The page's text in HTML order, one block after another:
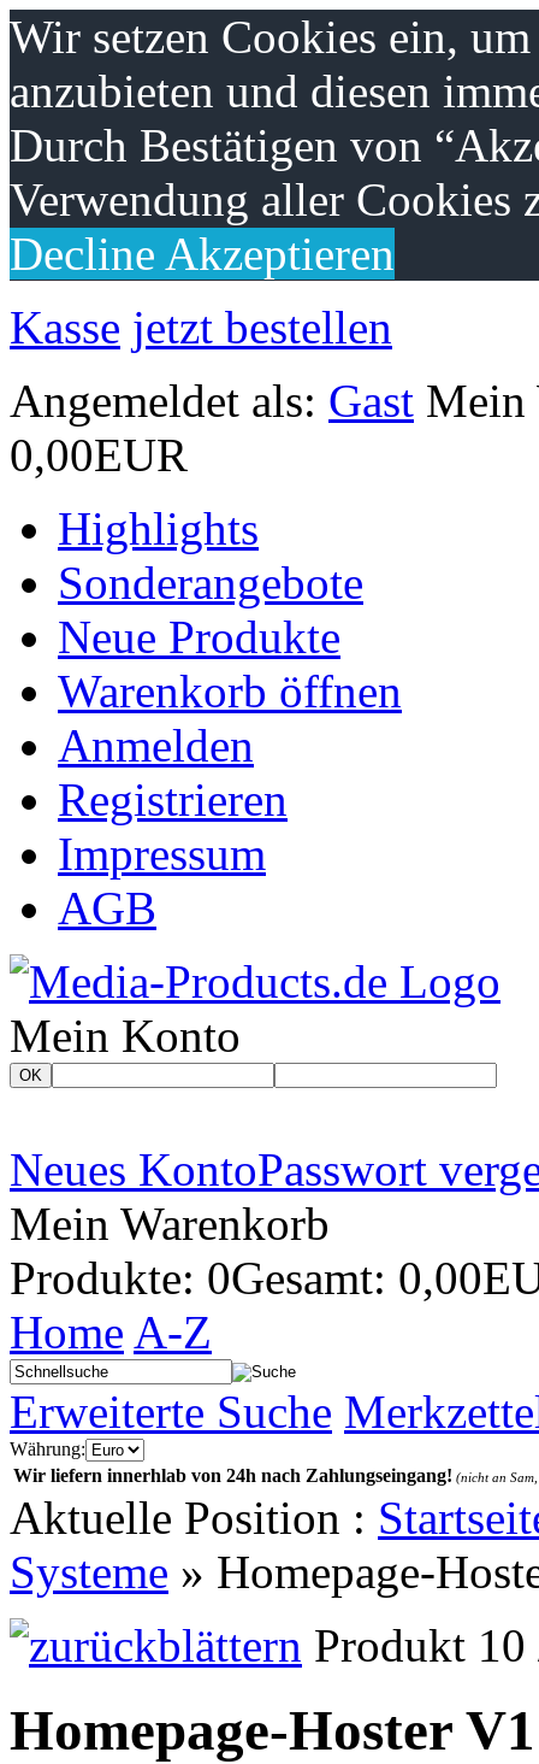
Wir setzen Cookies ein,
anzubieten und diesen
Durch Bestätigen von
Verwendung aller Cookies
Decline Akzeptieren
Kasse jetzt bestellen
Angemeldet als: Gast Mein
0,00EUR
Highlights
Sonderangebote
Neue Produkte
Warenkorb öffnen
Anmelden
Registrieren
Impressum
AGB
Mein Konto
OK
Neues KontoPasswort
Mein Warenkorb
Produkte: 0Gesamt:
Home A-Z
Erweiterte Suche
Währung:
Wir liefern innerhlab von 24h nach Zahlungseingang! (nicht an
Aktuelle Position :
Systeme » Homepage-
Produkt
Homepage-Hoster V1